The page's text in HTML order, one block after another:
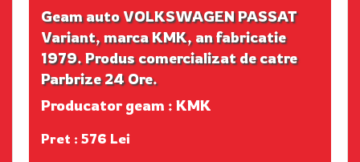
Geam auto VOLKSWAGEN PASSAT
Variant, marca KMK, an fabricatie
1979. Produs comercializat de catre
Parbrize 24 Ore.
Producator geam : KMK
Pret : 576 Lei